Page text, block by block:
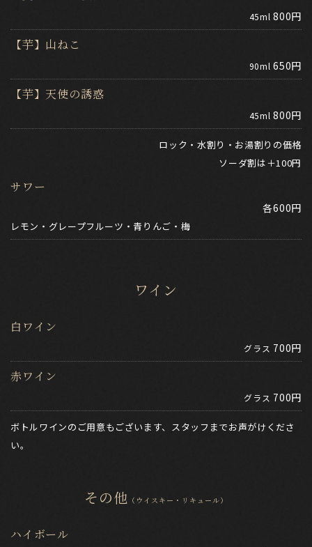
45ml 800円
【芋】山ねこ
90ml 650円
【芋】天使の誘惑
45ml 800円
ロック・水割り・お湯割りの価格
​​​​​​​ソーダ割は＋100円
サワー
各600円
レモン・グレープフルーツ・青りんご・梅
ワイン
白ワイン
グラス 700円
赤ワイン
グラス 700円
ボトルワインのご用意もございます、スタッフまでお声がけくださ
い。
その他 （ウイスキー・リキュール）
ハイボール